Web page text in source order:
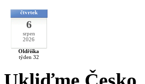
čtvrtek
6
srpen
2026
Oldřiška
týden 32